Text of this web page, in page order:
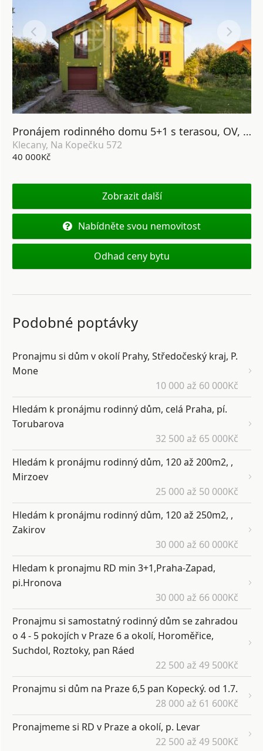
Pronájem rodinného domu 5+1 s terasou, OV, 235m2, ul. Na Kopečku 572, Klecany, okr. Praha-východ
Klecany, Na Kopečku 572
40 000Kč
Zobrazit další
Nabídněte svou nemovitost
Odhad ceny bytu
Podobné poptávky
Pronajmu si dům v okolí Prahy, Středočeský kraj, P.
Mone
10 000 až 60 000Kč
Hledám k pronájmu rodinný dům, celá Praha, pí.
Torubarova
32 500 až 65 000Kč
Hledám k pronájmu rodinný dům, 120 až 200m2, ,
Mirzoev
25 000 až 50 000Kč
Hledám k pronájmu rodinný dům, 120 až 250m2, ,
Zakirov
30 000 až 60 000Kč
Hledam k pronajmu RD min 3+1,Praha-Zapad,
pi.Hronova
30 000 až 66 000Kč
Pronajmu si samostatný rodinný dům se zahradou
o 4 - 5 pokojích v Praze 6 a okolí, Horoměřice,
Suchdol, Roztoky, pan Ráed
22 500 až 49 500Kč
Pronajmu si dům na Praze 6,5 pan Kopecký. od 1.7.
28 000 až 61 600Kč
Pronajmeme si RD v Praze a okolí, p. Levar
22 500 až 49 500Kč